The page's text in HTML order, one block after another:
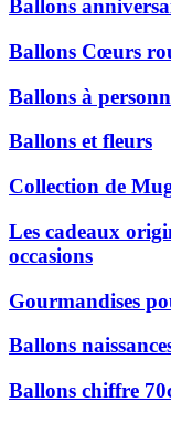
Ballons
Ballons Cœurs
Ballons à
Ballons et fleurs
Collection de
Les cadeaux
occasions
Gourmandises
Ballons
Ballons chiffre